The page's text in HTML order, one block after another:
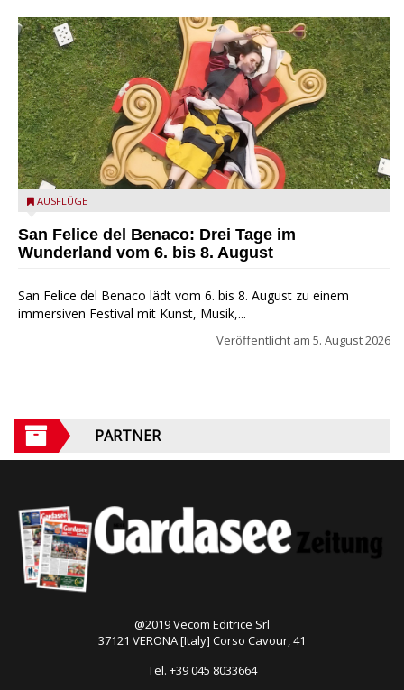
San Felice del Benaco: Drei Tage im Wunderland
AUSFLÜGE
San Felice del Benaco: Drei Tage im
Wunderland vom 6. bis 8. August
San Felice del Benaco lädt vom 6. bis 8. August zu einem
immersiven Festival mit Kunst, Musik,...
Veröffentlicht am 5. August 2026
PARTNER
@2019 Vecom Editrice Srl
37121 VERONA [Italy] Corso Cavour, 41
Tel. +39 045 8033664